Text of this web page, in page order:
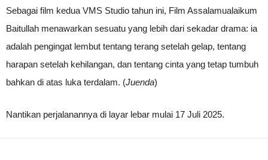
Sebagai film kedua VMS Studio tahun ini, Film Assalamualaikum
Baitullah menawarkan sesuatu yang lebih dari sekadar drama: ia
adalah pengingat lembut tentang terang setelah gelap, tentang
harapan setelah kehilangan, dan tentang cinta yang tetap tumbuh
bahkan di atas luka terdalam. (Juenda)
Nantikan perjalanannya di layar lebar mulai 17 Juli 2025.